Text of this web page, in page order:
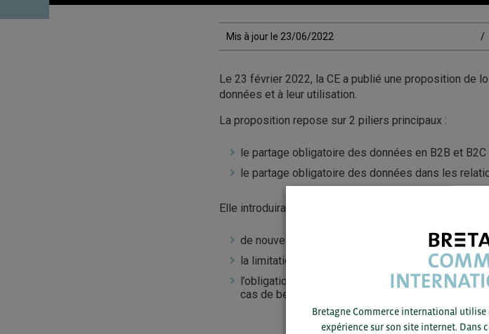
Mis à jour le 23/06/2022 /
Le 23 février 2022, la CE a publié une proposition de
données et à leur utilisation.
La proposition repose sur 2 piliers principaux :
le partage obligatoire des données en B2B et B2C
le partage obligatoire des données dans les
Elle introduirait également plusieurs nouveautés, dont :
de nouvelles obligations pour les détenteurs de
la limitation de la réutilisation des données ;
l’obligation, pour les détenteurs de données, de
cas de besoin exceptionnel.
Bretagne Commerce international utilise
expérience sur son site internet. Dans